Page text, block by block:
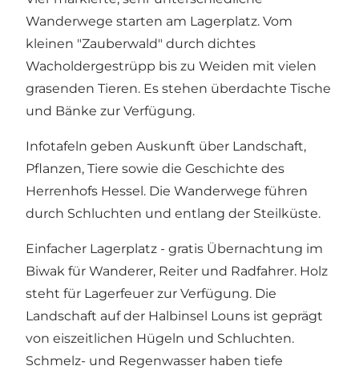
Wanderwege starten am Lagerplatz. Vom
kleinen "Zauberwald" durch dichtes
Wacholdergestrüpp bis zu Weiden mit vielen
grasenden Tieren. Es stehen überdachte Tische
und Bänke zur Verfügung.
Infotafeln geben Auskunft über Landschaft,
Pflanzen, Tiere sowie die Geschichte des
Herrenhofs Hessel. Die Wanderwege führen
durch Schluchten und entlang der Steilküste.
Einfacher Lagerplatz - gratis Übernachtung im
Biwak für Wanderer, Reiter und Radfahrer. Holz
steht für Lagerfeuer zur Verfügung. Die
Landschaft auf der Halbinsel Louns ist geprägt
von eiszeitlichen Hügeln und Schluchten.
Schmelz- und Regenwasser haben tiefe